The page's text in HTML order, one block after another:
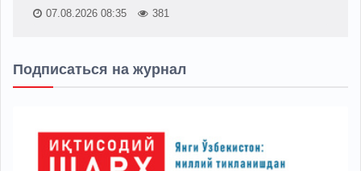
07.08.2026 08:35 381
Подписаться на журнал